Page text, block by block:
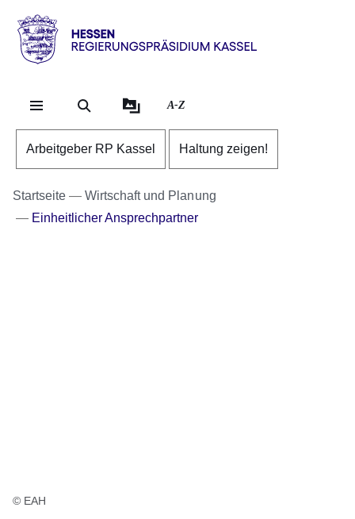
Direkt zum Kopf der
Direkt zum Inhalt
Direkt zum Fuß der
Hessen
RP
A-Z
Arbeitgeber RP Kassel Haltung zeigen!
Startseite
Wirtschaft und Planung
Einheitlicher Ansprechpartner
© EAH